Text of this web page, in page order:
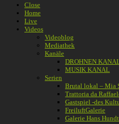
Close
Home
Live
Videos
Videoblog
Mediathek
Kanäle
DROHNEN
MUSIK KANAL
Serien
Brutal lokal – Mia
Trattoria da
Gastspiel -des
FreiluftGalerie
Galerie Hans Hundt